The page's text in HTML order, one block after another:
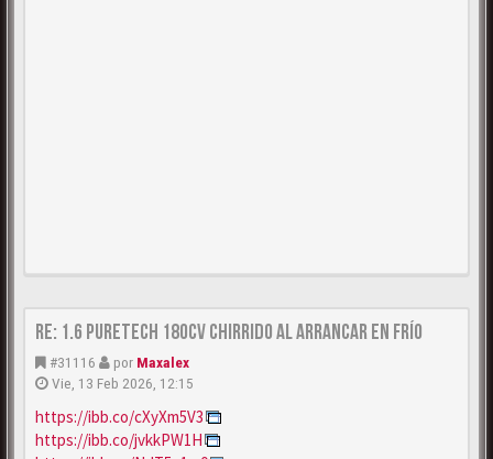
Re: 1.6 puretech 180cv chirrido al arrancar en frío
#31116 por Maxalex
Vie, 13 Feb 2026, 12:15
https://ibb.co/cXyXm5V3
https://ibb.co/jvkkPW1H